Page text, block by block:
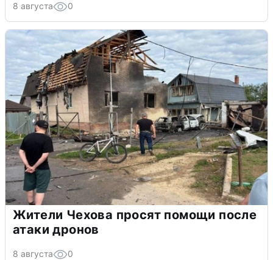
8 августа 0
Жители Чехова просят помощи после
атаки дронов
8 августа 0